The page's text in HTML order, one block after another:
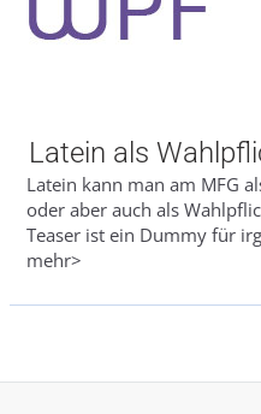
Latein als
Latein kann man am MFG
oder aber auch als
Teaser ist ein Dummy für
mehr>